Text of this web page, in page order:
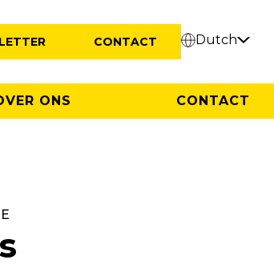
CONTACT Dutch
ONS CONTACT